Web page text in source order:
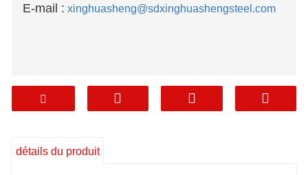
E-mail : xinghuasheng@sdxinghuashengsteel.com
détails du produit